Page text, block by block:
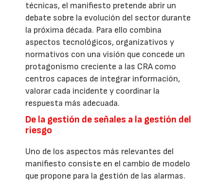
técnicas, el manifiesto pretende abrir un
debate sobre la evolución del sector durante
la próxima década. Para ello combina
aspectos tecnológicos, organizativos y
normativos con una visión que concede un
protagonismo creciente a las CRA como
centros capaces de integrar información,
valorar cada incidente y coordinar la
respuesta más adecuada.
De la gestión de señales a la gestión del
riesgo
Uno de los aspectos más relevantes del
manifiesto consiste en el cambio de modelo
que propone para la gestión de las alarmas.